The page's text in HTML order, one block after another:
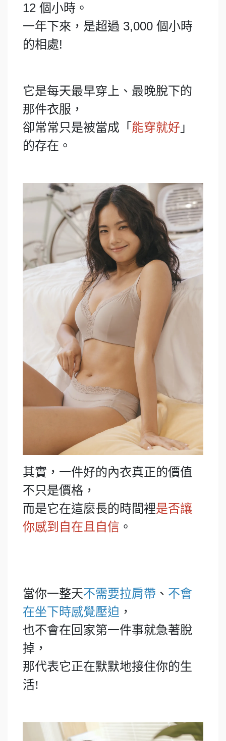
12 個小時。
一年下來，是超過 3,000 個小時
的相處!
它是每天最早穿上、最晚脫下的
那件衣服，
卻常常只是被當成「 能穿就好 」
的存在。
其實，一件好的內衣真正的價值
不只是價格，
而是它在這麼長的時間裡是否讓
你感到自在且自信 。
當你一整天不需要拉肩帶 、 不會
在坐下時感覺壓迫 ，
也不會在回家第一件事就急著脫
掉，
那代表它正在默默地接住你的生
活!